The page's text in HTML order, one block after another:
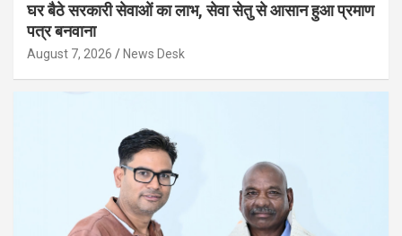
घर बैठे सरकारी सेवाओं का लाभ, सेवा सेतु से आसान हुआ प्रमाण
पत्र बनवाना
August 7, 2026 News Desk